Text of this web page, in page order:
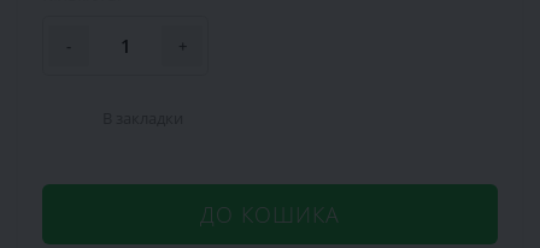
- +
ДО КОШИКА